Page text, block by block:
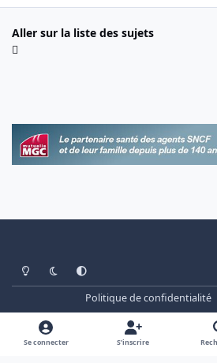
Aller sur la liste des sujets
Light ModeDark ModeSystem Preference
Politique de confidentialité
www.cheminots.net - Forum
Powered by
Invision
Se connecter S’inscrire